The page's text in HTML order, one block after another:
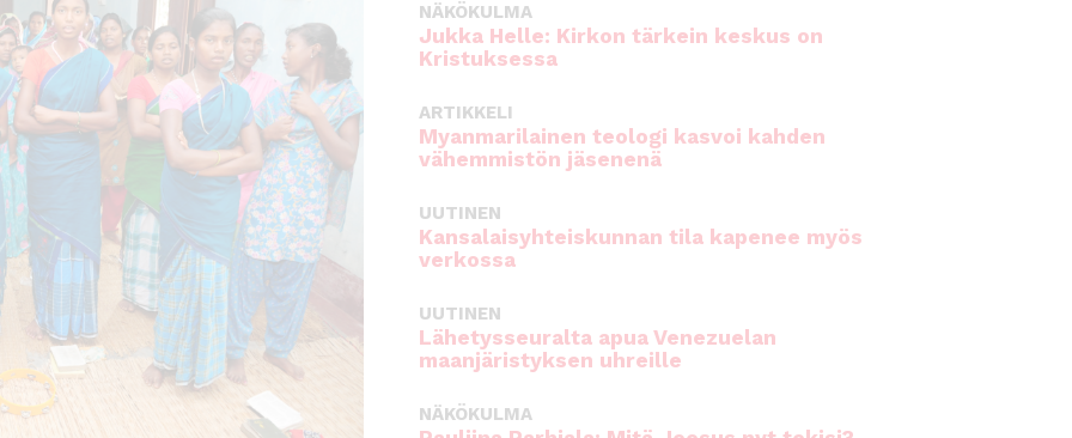
NÄKÖKULMA
Jukka Helle: Kirkon tärkein keskus on
Kristuksessa
ARTIKKELI
Myanmarilainen teologi kasvoi kahden
vähemmistön jäsenenä
UUTINEN
Kansalaisyhteiskunnan tila kapenee myös
verkossa
UUTINEN
Lähetysseuralta apua Venezuelan
maanjäristyksen uhreille
NÄKÖKULMA